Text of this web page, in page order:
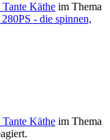
Tante Käthe im Thema
- die spinnen,
Tante Käthe im Thema